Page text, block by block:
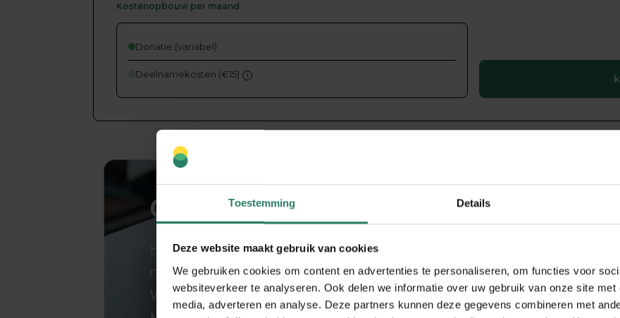
Toestemming Details
Deze website maakt gebruik van cookies
We gebruiken cookies om content en advertenties te personaliseren, om functies voor
websiteverkeer te analyseren. Ook delen we informatie over uw gebruik van onze site
media, adverteren en analyse. Deze partners kunnen deze gegevens combineren met
Kostenopbouw per maand
Donatie (variabel)
Deelnamekosten (€15) i
Gezondernemers
Hebben passie voor hun werk
met pauze voor hun hoofd.
Want zij regelen hun AOV anders.